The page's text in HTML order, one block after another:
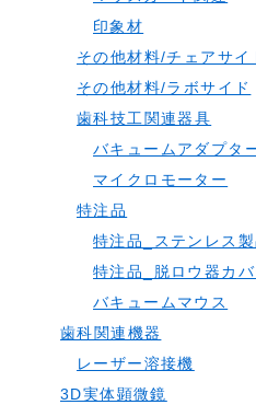
印象材
その他材料/チェアサイ
その他材料/ラボサイド
歯科技工関連器具
バキュームアダプタ
マイクロモーター
特注品
特注品_ステンレス製
特注品_脱ロウ器カバ
バキュームマウス
歯科関連機器
レーザー溶接機
3D実体顕微鏡